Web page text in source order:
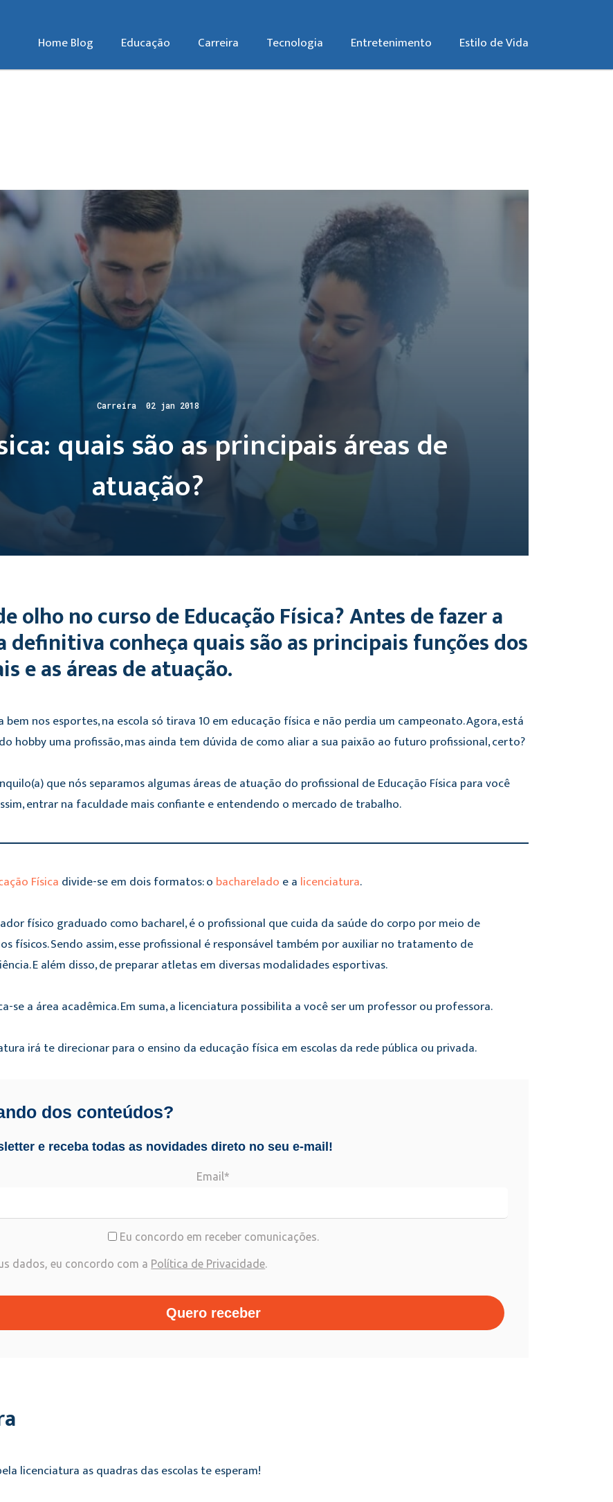
Home Blog Educação Carreira Tecnologia Entretenimento Estilo de Vida
Carreira 02 jan 2018
quais são as principais áreas de
atuação?
olho no curso de Educação Física? Antes de fazer a
definitiva conheça quais são as principais funções dos
e as áreas de atuação.
bem nos esportes, na escola só tirava 10 em educação física e não perdia um campeonato. Agora, está
hobby uma profissão, mas ainda tem dúvida de como aliar a sua paixão ao futuro profissional, certo?
que nós separamos algumas áreas de atuação do profissional de Educação Física para você
entrar na faculdade mais confiante e entendendo o mercado de trabalho.
Física divide-se em dois formatos: o bacharelado e a licenciatura.
físico graduado como bacharel, é o profissional que cuida da saúde do corpo por meio de
físicos. Sendo assim, esse profissional é responsável também por auxiliar no tratamento de
E além disso, de preparar atletas em diversas modalidades esportivas.
se a área acadêmica. Em suma, a licenciatura possibilita a você ser um professor ou professora.
irá te direcionar para o ensino da educação física em escolas da rede pública ou privada.
dos conteúdos?
e receba todas as novidades direto no seu e-mail!
Email*
Eu concordo em receber comunicações.
dados, eu concordo com a Política de Privacidade.
Quero receber
licenciatura as quadras das escolas te esperam!